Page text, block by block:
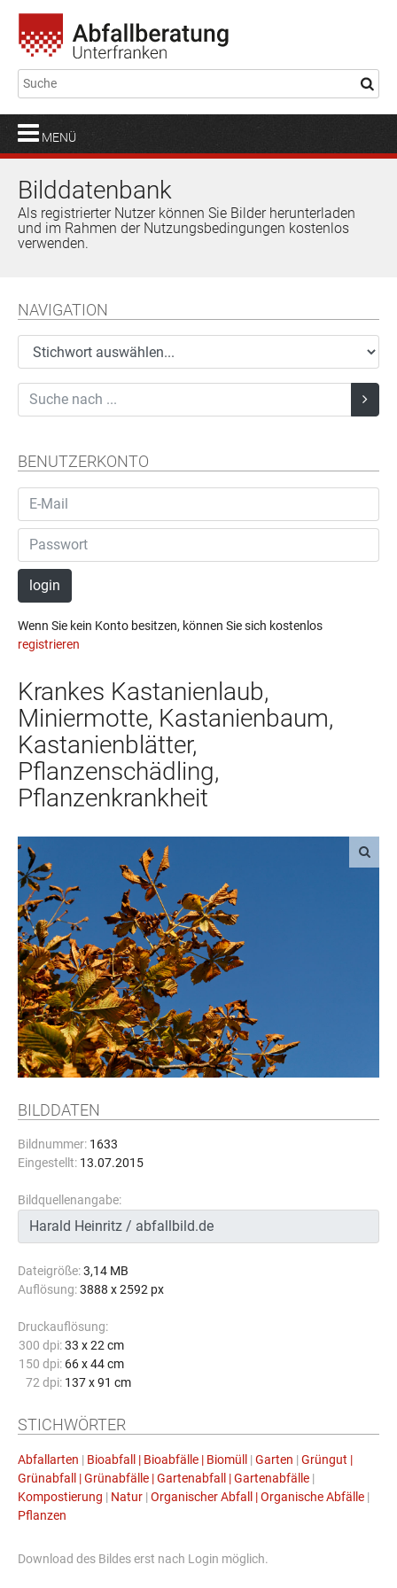
MENÜ
Bilddatenbank
Als registrierter Nutzer können Sie Bilder herunterladen
und im Rahmen der Nutzungsbedingungen kostenlos
verwenden.
NAVIGATION
BENUTZERKONTO
login
Wenn Sie kein Konto besitzen, können Sie sich kostenlos
registrieren
Krankes Kastanienlaub,
Miniermotte, Kastanienbaum,
Kastanienblätter,
Pflanzenschädling,
Pflanzenkrankheit
BILDDATEN
Bildnummer: 1633
Eingestellt: 13.07.2015
Bildquellenangabe:
Dateigröße:3,14 MB
Auflösung:3888 x 2592 px
Druckauflösung:
300 dpi: 33 x 22 cm
150 dpi: 66 x 44 cm
72 dpi: 137 x 91 cm
STICHWÖRTER
Abfallarten | Bioabfall | Bioabfälle | Biomüll | Garten | Grüngut |
Grünabfall | Grünabfälle | Gartenabfall | Gartenabfälle |
Kompostierung | Natur | Organischer Abfall | Organische Abfälle |
Pflanzen
Download des Bildes erst nach Login möglich.